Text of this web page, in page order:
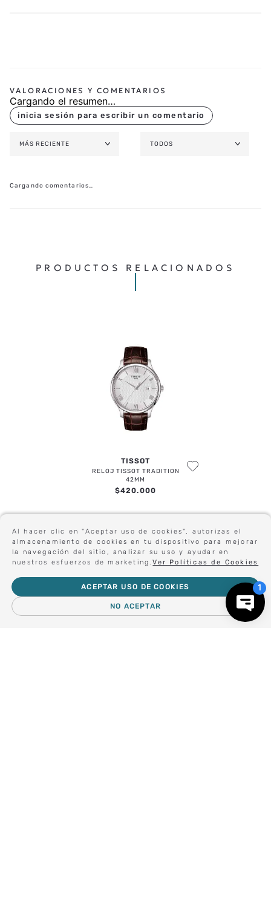
Al hacer clic en "Aceptar uso de cookies", autorizas el
almacenamiento de cookies en tu dispositivo para mejorar
la navegación del sitio, analizar su uso y ayudar en
nuestros esfuerzos de marketing.Ver Políticas de Cookies
NO ACEPTAR
ACEPTAR USO DE COOKIES
Cargando el resumen…
MÁS RECIENTE TODOS
Cargando comentarios…
PRODUCTOS RELACIONADOS
TISSOT
RELOJ TISSOT TRADITION
42MM
$420.000
Sé el primero en conocer nuestras novedades:
Forma parte de nuestros clientes exclusivos.